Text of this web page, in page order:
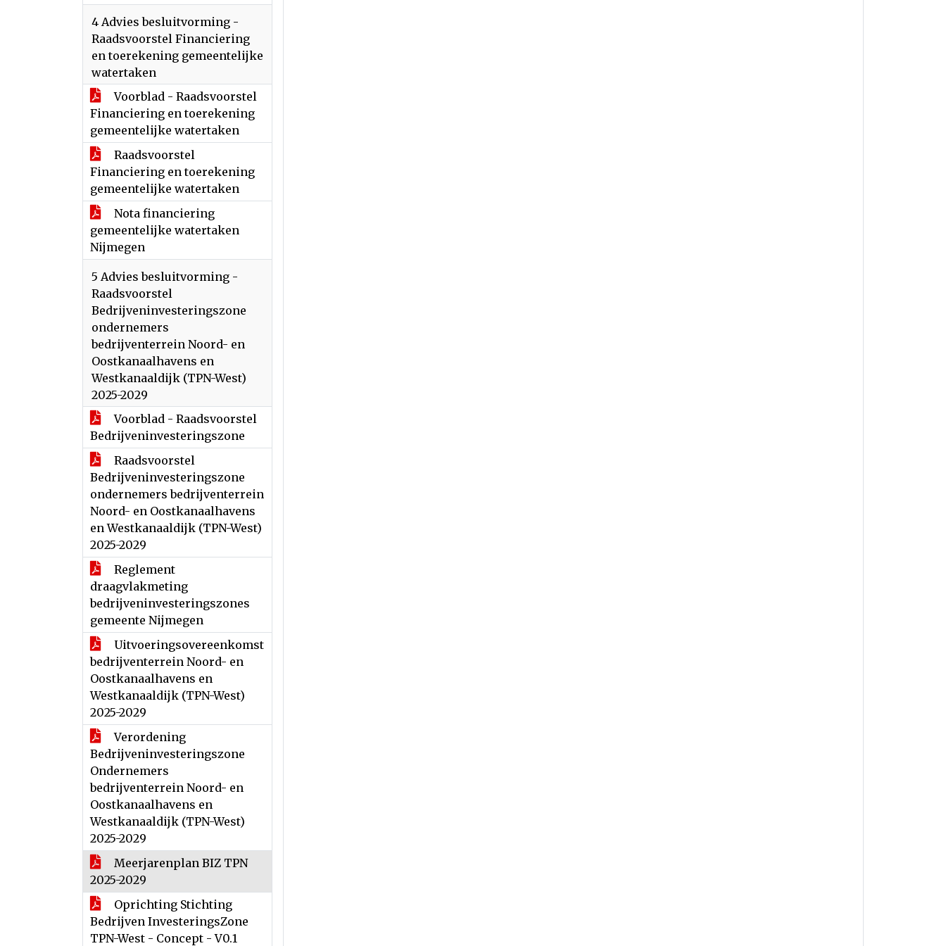
4 Advies besluitvorming -
Raadsvoorstel Financiering
en toerekening gemeentelijke
watertaken
Voorblad - Raadsvoorstel
Financiering en toerekening
gemeentelijke watertaken
Raadsvoorstel
Financiering en toerekening
gemeentelijke watertaken
Nota financiering
gemeentelijke watertaken
Nijmegen
5 Advies besluitvorming -
Raadsvoorstel
Bedrijveninvesteringszone
ondernemers
bedrijventerrein Noord- en
Oostkanaalhavens en
Westkanaaldijk (TPN-West)
2025-2029
Voorblad - Raadsvoorstel
Bedrijveninvesteringszone
Raadsvoorstel
Bedrijveninvesteringszone
ondernemers bedrijventerrein
Noord- en Oostkanaalhavens
en Westkanaaldijk (TPN-West)
2025-2029
Reglement
draagvlakmeting
bedrijveninvesteringszones
gemeente Nijmegen
Uitvoeringsovereenkomst
bedrijventerrein Noord- en
Oostkanaalhavens en
Westkanaaldijk (TPN-West)
2025-2029
Verordening
Bedrijveninvesteringszone
Ondernemers
bedrijventerrein Noord- en
Oostkanaalhavens en
Westkanaaldijk (TPN-West)
2025-2029
Meerjarenplan BIZ TPN
2025-2029
Oprichting Stichting
Bedrijven InvesteringsZone
TPN-West - Concept - V0.1